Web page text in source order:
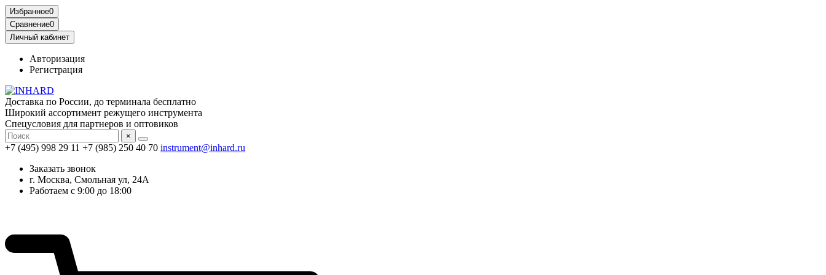
Избранное0
Сравнение0
Личный кабинет
Авторизация
Регистрация
Доставка по России, до терминала бесплатно
Широкий ассортимент режущего инструмента
Спецусловия для партнеров и оптовиков
×
+7 (495) 998 29 11 +7 (985) 250 40 70 instrument@inhard.ru
Заказать звонок
г. Москва, Смольная ул, 24А
Работаем с 9:00 до 18:00